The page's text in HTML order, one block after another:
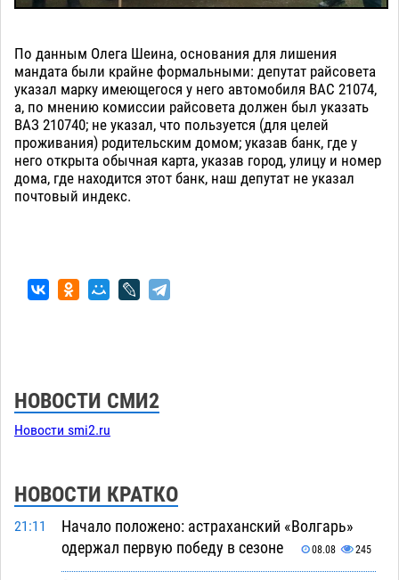
По данным Олега Шеина, основания для лишения
мандата были крайне формальными: депутат райсовета
указал марку имеющегося у него автомобиля ВАС 21074,
а, по мнению комиссии райсовета должен был указать
ВАЗ 210740; не указал, что пользуется (для целей
проживания) родительским домом; указав банк, где у
него открыта обычная карта, указав город, улицу и номер
дома, где находится этот банк, наш депутат не указал
почтовый индекс.
НОВОСТИ СМИ2
Новости smi2.ru
НОВОСТИ КРАТКО
21:11
Начало положено: астраханский «Волгарь»
одержал первую победу в сезоне
08.08 245